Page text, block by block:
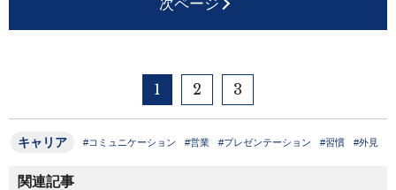
次ページ
1 2 3
キャリア #コミュニケーション #営業 #プレゼンテーション #習慣 #外見
関連記事